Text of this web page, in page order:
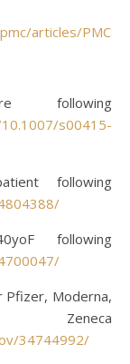
articles/
following
s00415-
following
following
Pfizer, Moderna,
34744992/